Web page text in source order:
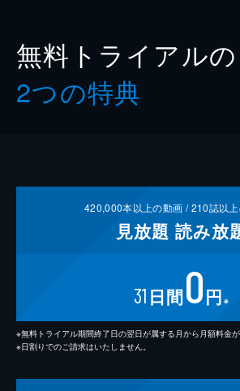
無料トライアルの
2つの特典
420,000本以上の動画 /210誌以
見放題 読み放
31 日間0円 ※
※無料トライアル期間終了日の翌日が属する月から月額料金が
※日割りでのご請求はいたしません。